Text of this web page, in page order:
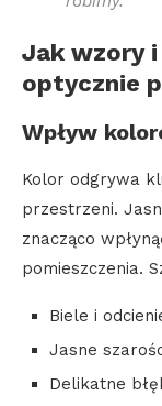
Jak wzory
optycznie
Wpływ
Kolor odgrywa
przestrzeni.
znacząco
pomieszczenia.
Biele i
Jasne
Delikatne